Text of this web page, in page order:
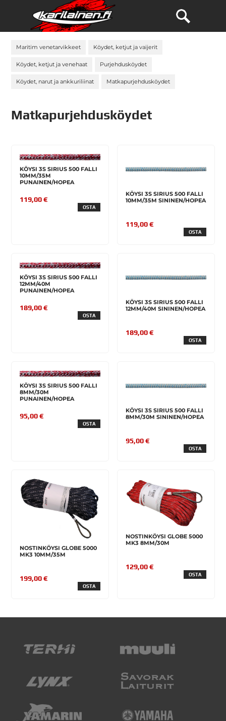
Maritim venetarvikkeet Köydet, ketjut ja vaijerit
Köydet, ketjut ja venehaat Purjehdusköydet
Köydet, narut ja ankkuriliinat Matkapurjehdusköydet
Matkapurjehdusköydet
KÖYSI 3S SIRIUS 500 FALLI
10MM/35M
PUNAINEN/HOPEA
119,00 €
OSTA
KÖYSI 3S SIRIUS 500 FALLI
10MM/35M SININEN/HOPEA
119,00 €
OSTA
KÖYSI 3S SIRIUS 500 FALLI
12MM/40M
PUNAINEN/HOPEA
189,00 €
OSTA
KÖYSI 3S SIRIUS 500 FALLI
12MM/40M SININEN/HOPEA
189,00 €
OSTA
KÖYSI 3S SIRIUS 500 FALLI
8MM/30M
PUNAINEN/HOPEA
95,00 €
OSTA
KÖYSI 3S SIRIUS 500 FALLI
8MM/30M SININEN/HOPEA
95,00 €
OSTA
NOSTINKÖYSI GLOBE 5000
MK3 10MM/35M
199,00 €
OSTA
NOSTINKÖYSI GLOBE 5000
MK3 8MM/30M
129,00 €
OSTA